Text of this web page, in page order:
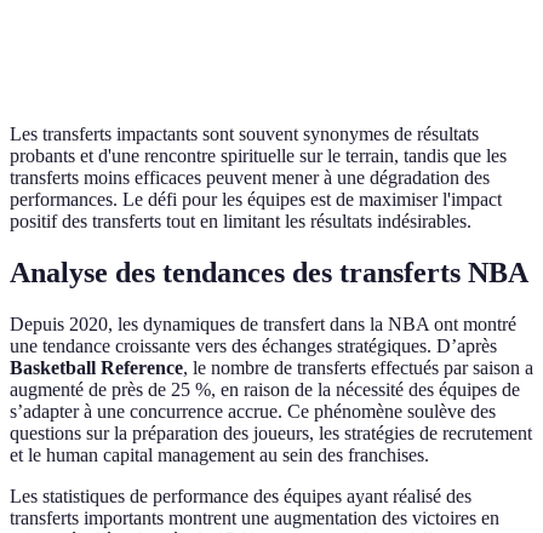
Les transferts impactants sont souvent synonymes de résultats
probants et d'une rencontre spirituelle sur le terrain, tandis que les
transferts moins efficaces peuvent mener à une dégradation des
performances. Le défi pour les équipes est de maximiser l'impact
positif des transferts tout en limitant les résultats indésirables.
Analyse des tendances des transferts NBA
Depuis 2020, les dynamiques de transfert dans la NBA ont montré
une tendance croissante vers des échanges stratégiques. D’après
Basketball Reference, le nombre de transferts effectués par saison a
augmenté de près de 25 %, en raison de la nécessité des équipes de
s’adapter à une concurrence accrue. Ce phénomène soulève des
questions sur la préparation des joueurs, les stratégies de recrutement
et le human capital management au sein des franchises.
Les statistiques de performance des équipes ayant réalisé des
transferts importants montrent une augmentation des victoires en